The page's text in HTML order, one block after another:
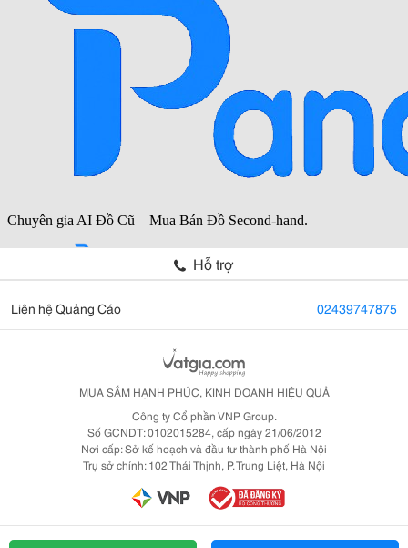
Hỗ trợ
Liên hệ Quảng Cáo 02439747875
MUA SẮM HẠNH PHÚC, KINH DOANH HIỆU QUẢ
Công ty Cổ phần VNP Group.
Số GCNDT: 0102015284, cấp ngày 21/06/2012
Nơi cấp: Sở kế hoạch và đầu tư thành phố Hà Nội
Trụ sở chính: 102 Thái Thịnh, P. Trung Liệt, Hà Nội